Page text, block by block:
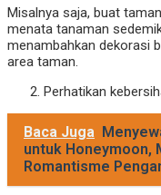
Misalnya saja, buat
menata tanaman
menambahkan dekorasi
area taman.
Perhatikan
Baca Juga
untuk Honeymoon,
Romantisme